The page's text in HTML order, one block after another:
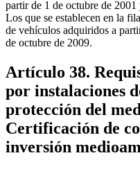
partir de 1 de octubre de
Los que se establecen en la
de vehículos adquiridos a
de octubre de 2009.
Artículo 38.
por instalaciones
protección del
Certificación de
inversión